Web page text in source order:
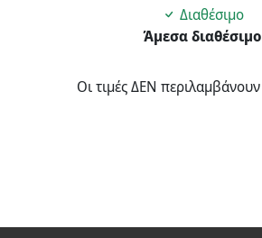
Διαθέσιμο
Άμεσα διαθέσιμο
Οι τιμές ΔΕΝ